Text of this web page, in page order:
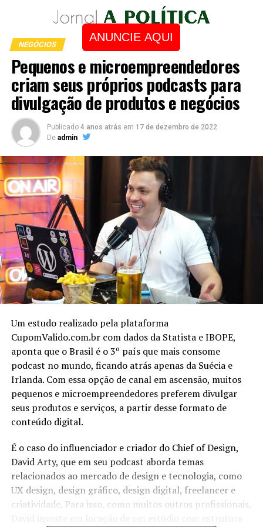
ANUNCIE AQUI
NEGÓCIOS
Pequenos e microempreendedores
criam seus próprios podcasts para
divulgação de produtos e negócios
Publicado 4 anos atrás em 17 de dezembro de 2022
De admin
Um estudo realizado pela plataforma
CupomValido.com.br com dados da Statista e IBOPE,
aponta que o Brasil é o 3º país que mais consome
podcast no mundo, ficando atrás apenas da Suécia e
Irlanda. Com essa opção de canal em ascensão, muitos
pequenos e microempreendedores preferem divulgar
seus produtos e serviços, a partir desse formato de
conteúdo digital.
É o caso do influenciador e criador do Chief of Design,
David Arty, que em seu podcast aborda temas
relacionados ao mercado de design e tecnologia, como
UX design, design gráfico, design digital, freelancer e
criatividade. Para isso, como muitos outros profissionais,